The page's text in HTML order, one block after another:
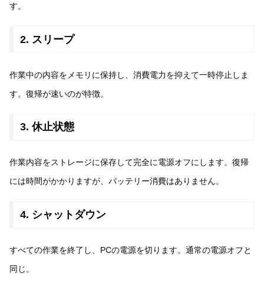
す。
2. スリープ
作業中の内容をメモリに保持し、消費電力を抑えて一時停止しま
す。復帰が速いのが特徴。
3. 休止状態
作業内容をストレージに保存して完全に電源オフにします。復帰
には時間がかかりますが、バッテリー消費はありません。
4. シャットダウン
すべての作業を終了し、PCの電源を切ります。通常の電源オフと
同じ。